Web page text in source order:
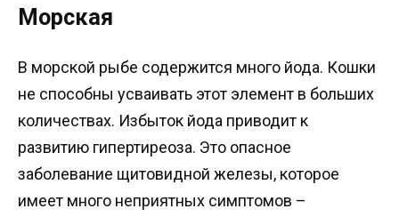
Морская
В морской рыбе содержится много йода. Кошки
не способны усваивать этот элемент в больших
количествах. Избыток йода приводит к
развитию гипертиреоза. Это опасное
заболевание щитовидной железы, которое
имеет много неприятных симптомов –